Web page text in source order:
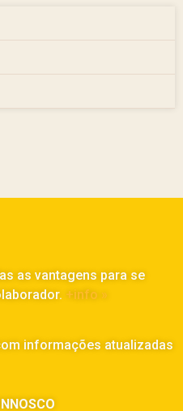
as vantagens para se
+info »
informações atualizadas